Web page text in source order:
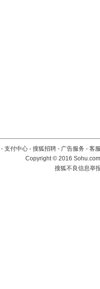
- 支付中心 - 搜狐招聘 - 广告服务 - 客
Copyright©2016
搜狐不良信息举